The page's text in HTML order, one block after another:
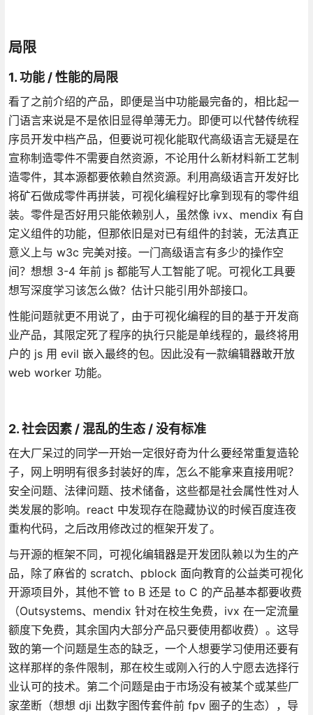
局限
1. 功能 / 性能的局限
看了之前介绍的产品，即便是当中功能最完备的，相比起一
门语言来说是不是依旧显得单薄无力。即便可以代替传统程
序员开发中档产品，但要说可视化能取代高级语言无疑是在
宣称制造零件不需要自然资源，不论用什么新材料新工艺制
造零件，其本源都要依赖自然资源。利用高级语言开发好比
将矿石做成零件再拼装，可视化编程好比拿到现有的零件组
装。零件是否好用只能依赖别人，虽然像 ivx、mendix 有自
定义组件的功能，但那依旧是对已有组件的封装，无法真正
意义上与 w3c 完美对接。一门高级语言有多少的操作空
间？想想 3-4 年前 js 都能写人工智能了呢。可视化工具要
想写深度学习该怎么做？估计只能引用外部接口。
性能问题就更不用说了，由于可视化编程的目的基于开发商
业产品，其限定死了程序的执行只能是单线程的，最终将用
户的 js 用 evil 嵌入最终的包。因此没有一款编辑器敢开放
web worker 功能。
2. 社会因素 / 混乱的生态 / 没有标准
在大厂呆过的同学一开始一定很好奇为什么要经常重复造轮
子，网上明明有很多封装好的库，怎么不能拿来直接用呢？
安全问题、法律问题、技术储备，这些都是社会属性性对人
类发展的影响。react 中发现存在隐藏协议的时候百度连夜
重构代码，之后改用修改过的框架开发了。
与开源的框架不同，可视化编辑器是开发团队赖以为生的产
品，除了麻省的 scratch、pblock 面向教育的公益类可视化
开源项目外，其他不管 to B 还是 to C 的产品基本都要收费
（Outsystems、mendix 针对在校生免费，ivx 在一定流量
额度下免费，其余国内大部分产品只要使用都收费）。这导
致的第一个问题是生态的缺乏，一个人想要学习使用还要有
这样那样的条件限制，那在校生或刚入行的人宁愿去选择行
业认可的技术。第二个问题是由于市场没有被某个或某些厂
家垄断（想想 dji 出数字图传套件前 fpv 圈子的生态），导